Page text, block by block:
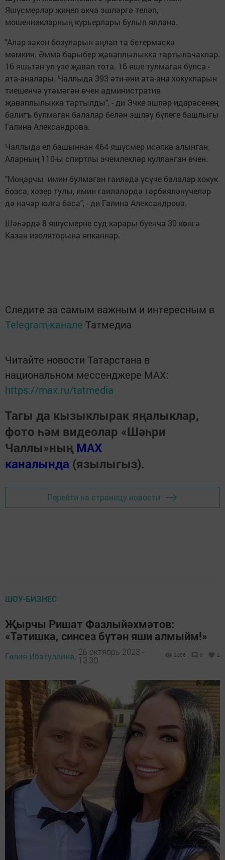
Яшүсмерләр җиңел акча эшләргә теләп,
мошенникларның курьерлары булып яллана.
"Алар закон бозуларын аңлап та бетермәскә
мөмкин. Әмма барыбер җаваплылыкка тартылачаклар.
16 яшьтән ул үзе җавап тота. 16 яше тулмаган булса -
ата-аналары. Чаллыда 393 әти-әни ата-ана хокукларын
тиешенчә үтәмәгән өчен административ
җаваплылыкка тартылды", - ди Эчке эшләр идарәсенең
балигъ булмаган балалар белән эшләү бүлеге башлыгы
Галина Александрова.
Чаллыда ел башыннан 464 яшүсмер исәпкә алынган.
Аларның 110-ы спиртлы эчемлекләр кулланган өчен.
"Моңарчы имин булмаган гаиләдә үсүче балалар хокук
бозса, хәзер тулы, имин гаиләләрдә тәрбияләнүчеләр
дә начар юлга баса", - ди Галина Александрова.
Шәһәрдә 8 яшүсмерне суд карары буенча 30 көнгә
Казан изоляторына япканнар.
Следите за самым важным и интересным в
Telegram-канале Татмедиа
Читайте новости Татарстана в
национальном мессенджере MАХ:
https://max.ru/tatmedia
Тагы да кызыклырак яңалыклар,
фото һәм видеолар «Шәһри
Чаллы»ның MAX
каналында (язылыгыз).
Перейти на страницу новости
ШОУ-БИЗНЕС
Җырчы Ришат Фазлыйәхмәтов:
«Тәтишка, синсез бүтән яши алмыйм!»
Гөлия Ибатуллина, 26 октябрь 2023 -
13:30
2056 0 2